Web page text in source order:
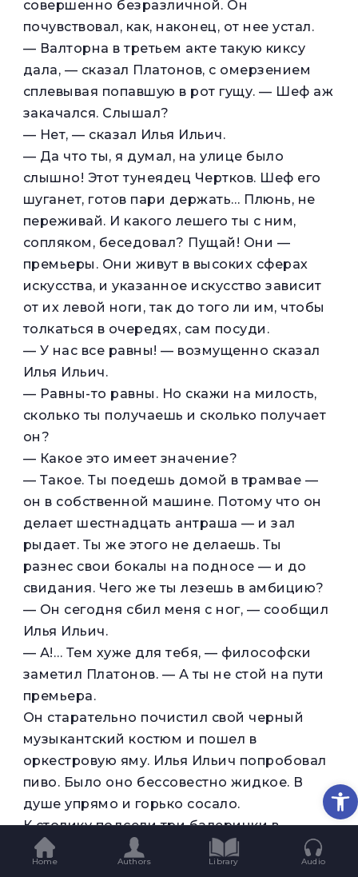
совершенно безразличной. Он
почувствовал, как, наконец, от нее устал.
— Валторна в третьем акте такую киксу
дала, — сказал Платонов, с омерзением
сплевывая попавшую в рот гущу. — Шеф аж
закачался. Слышал?
— Нет, — сказал Илья Ильич.
— Да что ты, я думал, на улице было
слышно! Этот тунеядец Чертков. Шеф его
шуганет, готов пари держать… Плюнь, не
переживай. И какого лешего ты с ним,
сопляком, беседовал? Пущай! Они —
премьеры. Они живут в высоких сферах
искусства, и указанное искусство зависит
от их левой ноги, так до того ли им, чтобы
толкаться в очередях, сам посуди.
— У нас все равны! — возмущенно сказал
Илья Ильич.
— Равны-то равны. Но скажи на милость,
сколько ты получаешь и сколько получает
он?
— Какое это имеет значение?
— Такое. Ты поедешь домой в трамвае —
он в собственной машине. Потому что он
делает шестнадцать антраша — и зал
рыдает. Ты же этого не делаешь. Ты
разнес свои бокалы на подносе — и до
свидания. Чего же ты лезешь в амбицию?
— Он сегодня сбил меня с ног, — сообщил
Илья Ильич.
— А!… Тем хуже для тебя, — философски
заметил Платонов. — А ты не стой на пути
премьера.
Он старательно почистил свой черный
музыкантский костюм и пошел в
оркестровую яму. Илья Ильич попробовал
пиво. Было оно бессовестно жидкое. В
душе упрямо и горько сосало.
К столику подсели три балеринки в
костюмах и, не обращая внимания на
старика, зачирикали о скандале, который
Home Authors Library Audio